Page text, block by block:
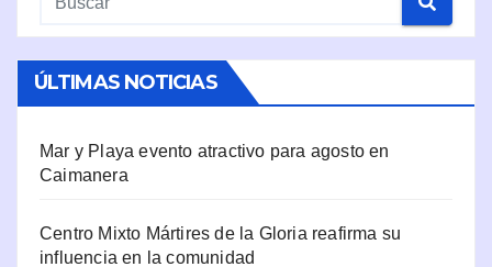
ÚLTIMAS NOTICIAS
Mar y Playa evento atractivo para agosto en
Caimanera
Centro Mixto Mártires de la Gloria reafirma su
influencia en la comunidad